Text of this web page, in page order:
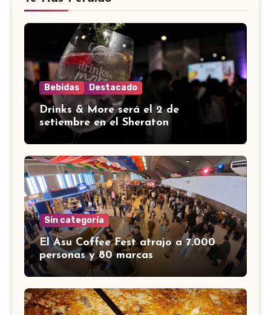
Bebidas Destacado
Drinks & More será el 2 de
setiembre en el Sheraton
Sin categoría
El Asu Coffee Fest atrajo a 7.000
personas y 80 marcas